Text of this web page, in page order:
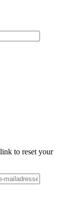
to reset your